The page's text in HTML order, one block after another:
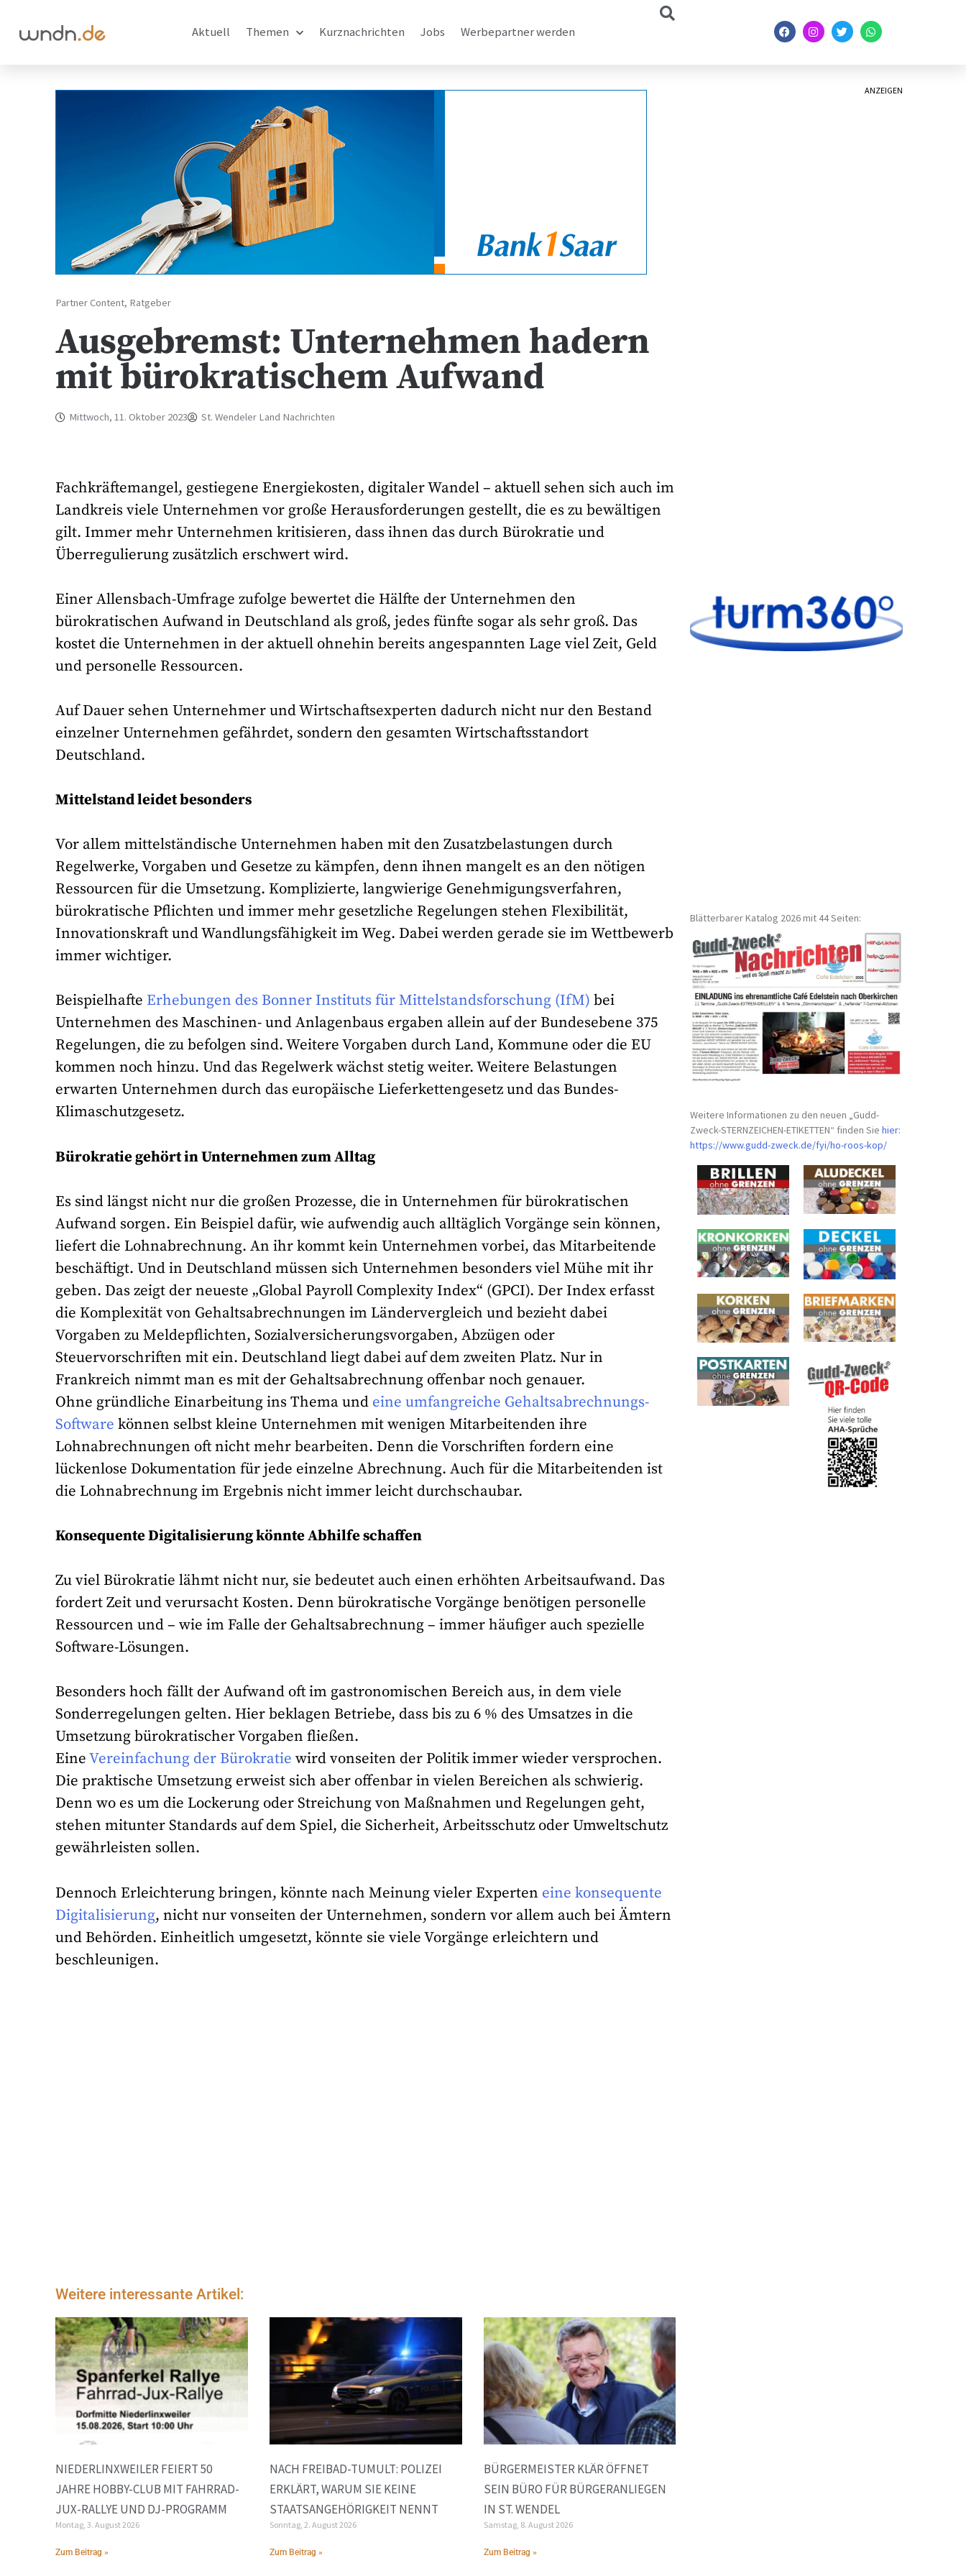
Aktuell Themen Kurznachrichten Jobs Werbepartner werden
Partner Content, Ratgeber
Ausgebremst: Unternehmen hadern
mit bürokratischem Aufwand
Mittwoch, 11. Oktober 2023 St. Wendeler Land Nachrichten
Fachkräftemangel, gestiegene Energiekosten, digitaler Wandel – aktuell sehen sich auch im
Landkreis viele Unternehmen vor große Herausforderungen gestellt, die es zu bewältigen
gilt. Immer mehr Unternehmen kritisieren, dass ihnen das durch Bürokratie und
Überregulierung zusätzlich erschwert wird.
Einer Allensbach-Umfrage zufolge bewertet die Hälfte der Unternehmen den
bürokratischen Aufwand in Deutschland als groß, jedes fünfte sogar als sehr groß. Das
kostet die Unternehmen in der aktuell ohnehin bereits angespannten Lage viel Zeit, Geld
und personelle Ressourcen.
Auf Dauer sehen Unternehmer und Wirtschaftsexperten dadurch nicht nur den Bestand
einzelner Unternehmen gefährdet, sondern den gesamten Wirtschaftsstandort
Deutschland.
Mittelstand leidet besonders
Vor allem mittelständische Unternehmen haben mit den Zusatzbelastungen durch
Regelwerke, Vorgaben und Gesetze zu kämpfen, denn ihnen mangelt es an den nötigen
Ressourcen für die Umsetzung. Komplizierte, langwierige Genehmigungsverfahren,
bürokratische Pflichten und immer mehr gesetzliche Regelungen stehen Flexibilität,
Innovationskraft und Wandlungsfähigkeit im Weg. Dabei werden gerade sie im Wettbewerb
immer wichtiger.
Beispielhafte Erhebungen des Bonner Instituts für Mittelstandsforschung (IfM) bei
Unternehmen des Maschinen- und Anlagenbaus ergaben allein auf der Bundesebene 375
Regelungen, die zu befolgen sind. Weitere Vorgaben durch Land, Kommune oder die EU
kommen noch hinzu. Und das Regelwerk wächst stetig weiter. Weitere Belastungen
erwarten Unternehmen durch das europäische Lieferkettengesetz und das Bundes-
Klimaschutzgesetz.
Bürokratie gehört in Unternehmen zum Alltag
Es sind längst nicht nur die großen Prozesse, die in Unternehmen für bürokratischen
Aufwand sorgen. Ein Beispiel dafür, wie aufwendig auch alltäglich Vorgänge sein können,
liefert die Lohnabrechnung. An ihr kommt kein Unternehmen vorbei, das Mitarbeitende
beschäftigt. Und in Deutschland müssen sich Unternehmen besonders viel Mühe mit ihr
geben. Das zeigt der neueste „Global Payroll Complexity Index“ (GPCI). Der Index erfasst
die Komplexität von Gehaltsabrechnungen im Ländervergleich und bezieht dabei
Vorgaben zu Meldepflichten, Sozialversicherungsvorgaben, Abzügen oder
Steuervorschriften mit ein. Deutschland liegt dabei auf dem zweiten Platz. Nur in
Frankreich nimmt man es mit der Gehaltsabrechnung offenbar noch genauer.
Ohne gründliche Einarbeitung ins Thema und eine umfangreiche Gehaltsabrechnungs-
Software können selbst kleine Unternehmen mit wenigen Mitarbeitenden ihre
Lohnabrechnungen oft nicht mehr bearbeiten. Denn die Vorschriften fordern eine
lückenlose Dokumentation für jede einzelne Abrechnung. Auch für die Mitarbeitenden ist
die Lohnabrechnung im Ergebnis nicht immer leicht durchschaubar.
Konsequente Digitalisierung könnte Abhilfe schaffen
Zu viel Bürokratie lähmt nicht nur, sie bedeutet auch einen erhöhten Arbeitsaufwand. Das
fordert Zeit und verursacht Kosten. Denn bürokratische Vorgänge benötigen personelle
Ressourcen und – wie im Falle der Gehaltsabrechnung – immer häufiger auch spezielle
Software-Lösungen.
Besonders hoch fällt der Aufwand oft im gastronomischen Bereich aus, in dem viele
Sonderregelungen gelten. Hier beklagen Betriebe, dass bis zu 6 % des Umsatzes in die
Umsetzung bürokratischer Vorgaben fließen.
EineVereinfachung der Bürokratie wird vonseiten der Politik immer wieder versprochen.
Die praktische Umsetzung erweist sich aber offenbar in vielen Bereichen als schwierig.
Denn wo es um die Lockerung oder Streichung von Maßnahmen und Regelungen geht,
stehen mitunter Standards auf dem Spiel, die Sicherheit, Arbeitsschutz oder Umweltschutz
gewährleisten sollen.
Dennoch Erleichterung bringen, könnte nach Meinung vieler Experten eine konsequente
Digitalisierung, nicht nur vonseiten der Unternehmen, sondern vor allem auch bei Ämtern
und Behörden. Einheitlich umgesetzt, könnte sie viele Vorgänge erleichtern und
beschleunigen.
Weitere interessante Artikel:
NIEDERLINXWEILER FEIERT 50
JAHRE HOBBY-CLUB MIT FAHRRAD-
JUX-RALLYE UND DJ-PROGRAMM
Montag, 3. August 2026
Zum Beitrag »
NACH FREIBAD-TUMULT: POLIZEI
ERKLÄRT, WARUM SIE KEINE
STAATSANGEHÖRIGKEIT NENNT
Sonntag, 2. August 2026
Zum Beitrag »
BÜRGERMEISTER KLÄR ÖFFNET
SEIN BÜRO FÜR BÜRGERANLIEGEN
IN ST. WENDEL
Samstag, 8. August 2026
Zum Beitrag »
ANZEIGEN
Blätterbarer Katalog 2026 mit 44 Seiten:
Weitere Informationen zu den neuen „Gudd-
Zweck-STERNZEICHEN-ETIKETTEN“ finden Siehier:
https://www.gudd-zweck.de/fyi/ho-roos-kop/